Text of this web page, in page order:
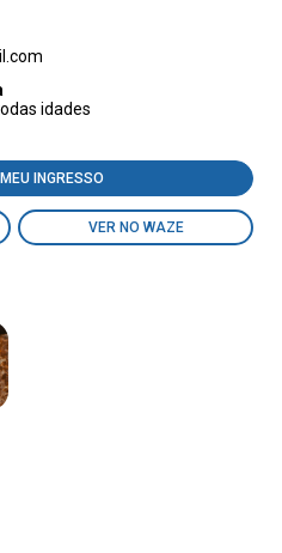
idades
INGRESSO
VER NO WAZE